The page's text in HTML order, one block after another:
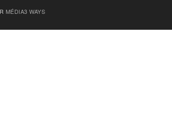
MÉDIA3 WAYS